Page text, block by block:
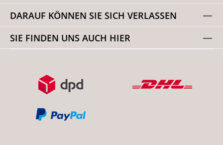
DARAUF KÖNNEN SIE SICH VERLASSEN
SIE FINDEN UNS AUCH HIER